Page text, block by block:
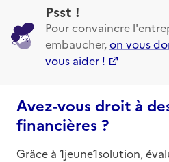
Psst !
Pour convaincre
embaucher,on vous
vous aider !
Avez-vous droit à
financières ?
Grâce à 1jeune1solution,